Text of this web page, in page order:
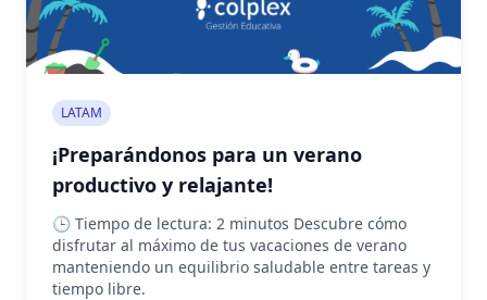
LATAM
¡Preparándonos para un verano
productivo y relajante!
🕒 Tiempo de lectura: 2 minutos Descubre cómo
disfrutar al máximo de tus vacaciones de verano
manteniendo un equilibrio saludable entre tareas y
tiempo libre.